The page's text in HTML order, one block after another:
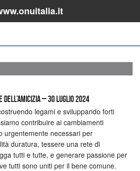
– 30 luglio 2024
legami e sviluppando forti
contribuire ai cambiamenti
urgentemente necessari per
duratura, tessere una rete di
tutti e tutte, e generare passione per
tutti sono uniti per il bene comune.